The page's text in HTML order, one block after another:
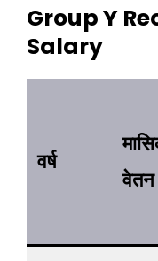
Group Y
Salary
वर्ष
वेतन